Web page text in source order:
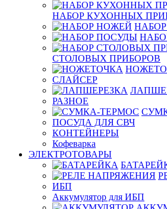
НАБОР КУХОННЫХ
СТОЛОВЫХ ПРИБОРОВ
СЛАЙСЕР
РАЗНОЕ
ПОСУДА ДЛЯ СВЧ
КОНТЕЙНЕРЫ
Кофеварка
ЭЛЕКТРОТОВАРЫ
ИБП
Аккумулятор для ИБП